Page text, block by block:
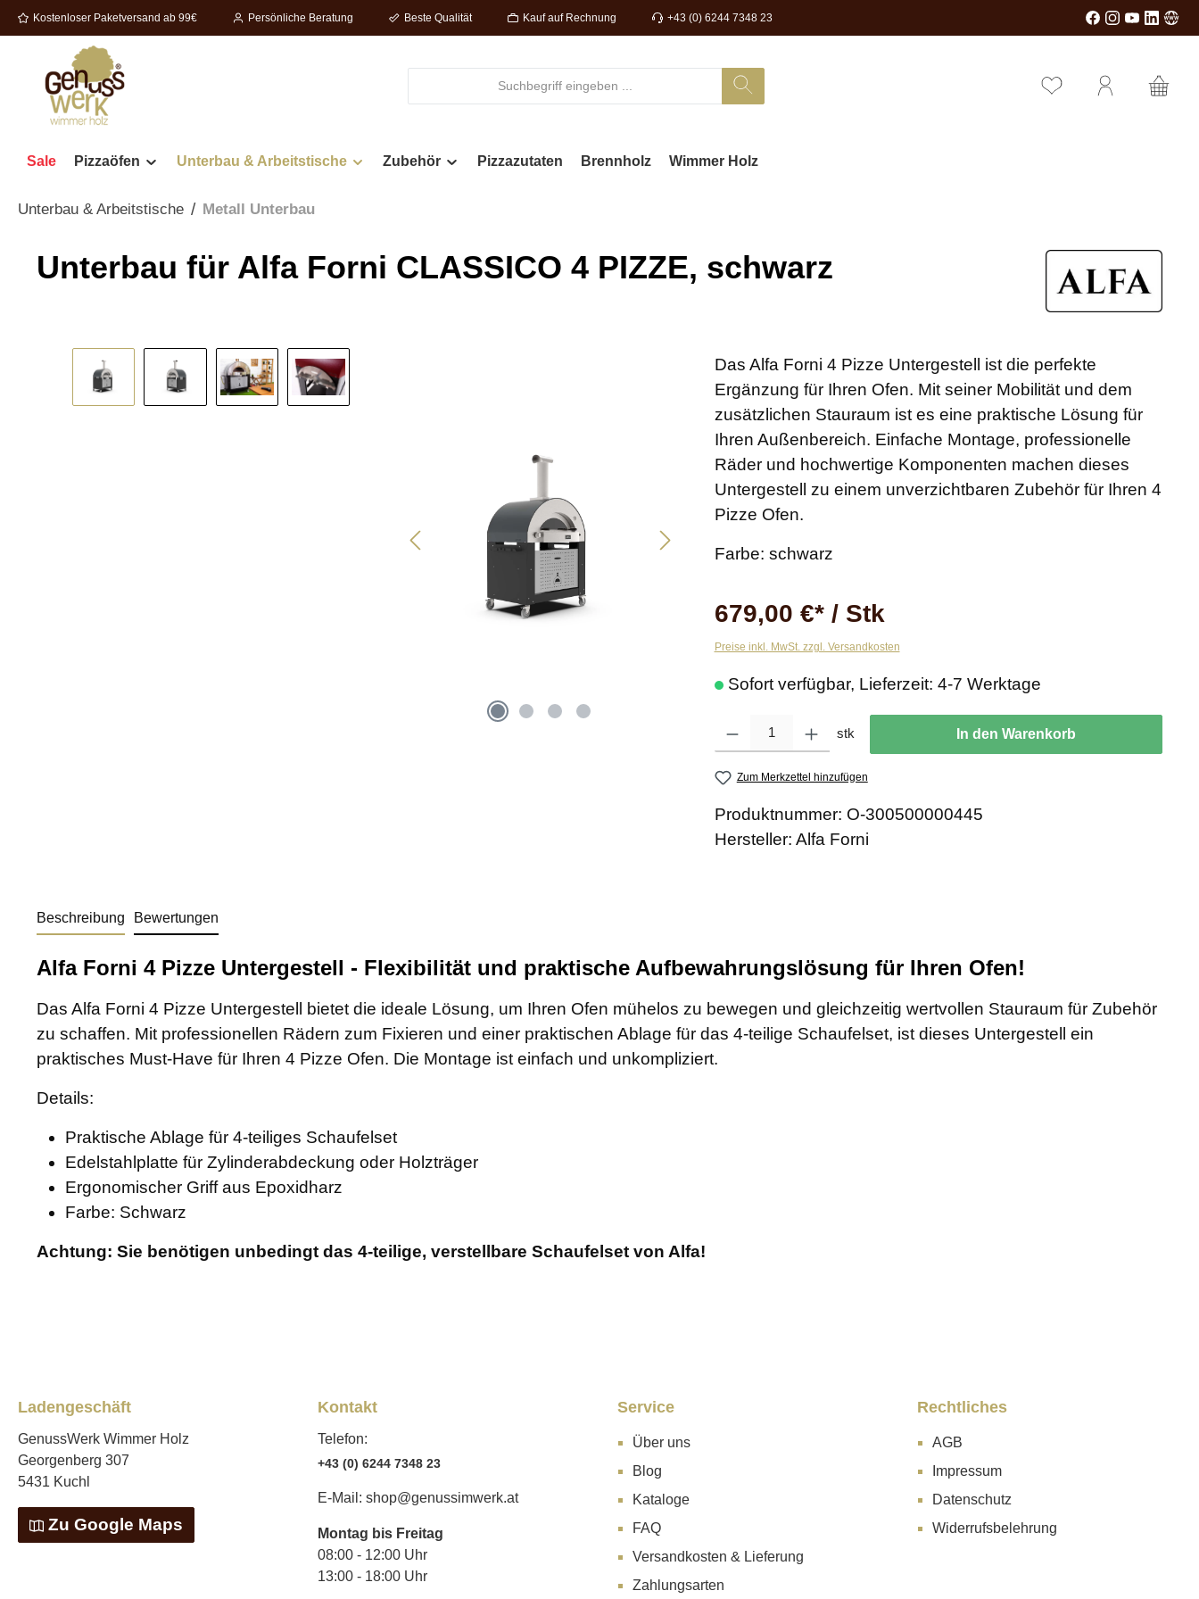
Zur Hauptnavigation springen
Kostenloser Paketversand ab 99€ Persönliche Beratung Beste Qualität Kauf auf Rechnung +43 (0) 6244 7348 23
Sale Pizzaöfen Unterbau & Arbeitstische Zubehör Pizzazutaten Brennholz Wimmer Holz
Unterbau & Arbeitstische / Metall Unterbau
Unterbau für Alfa Forni CLASSICO 4 PIZZE, schwarz
Bildergalerie überspringen
Das Alfa Forni 4 Pizze Untergestell ist die perfekte
Ergänzung für Ihren Ofen. Mit seiner Mobilität und dem
zusätzlichen Stauraum ist es eine praktische Lösung für
Ihren Außenbereich. Einfache Montage, professionelle
Räder und hochwertige Komponenten machen dieses
Untergestell zu einem unverzichtbaren Zubehör für Ihren 4
Pizze Ofen.
Farbe: schwarz
679,00 €* / Stk
Preise inkl. MwSt. zzgl. Versandkosten
Sofort verfügbar, Lieferzeit: 4-7 Werktage
stk In den Warenkorb
Zum Merkzettel hinzufügen
Produktnummer: O-300500000445
Hersteller: Alfa Forni
Beschreibung Bewertungen
Alfa Forni 4 Pizze Untergestell - Flexibilität und praktische Aufbewahrungslösung für Ihren Ofen!
Das Alfa Forni 4 Pizze Untergestell bietet die ideale Lösung, um Ihren Ofen mühelos zu bewegen und gleichzeitig wertvollen Stauraum für Zubehör
zu schaffen. Mit professionellen Rädern zum Fixieren und einer praktischen Ablage für das 4-teilige Schaufelset, ist dieses Untergestell ein
praktisches Must-Have für Ihren 4 Pizze Ofen. Die Montage ist einfach und unkompliziert.
Details:
Praktische Ablage für 4-teiliges Schaufelset
Edelstahlplatte für Zylinderabdeckung oder Holzträger
Ergonomischer Griff aus Epoxidharz
Farbe: Schwarz
Achtung: Sie benötigen unbedingt das 4-teilige, verstellbare Schaufelset von Alfa!
Ladengeschäft
GenussWerk Wimmer Holz
Georgenberg 307
5431 Kuchl
Zu Google Maps
Kontakt
Telefon:
+43 (0) 6244 7348 23
E-Mail: shop@genussimwerk.at
Montag bis Freitag
08:00 - 12:00 Uhr
13:00 - 18:00 Uhr
Service
Über uns
Blog
Kataloge
FAQ
Versandkosten & Lieferung
Zahlungsarten
Rechtliches
AGB
Impressum
Datenschutz
Widerrufsbelehrung